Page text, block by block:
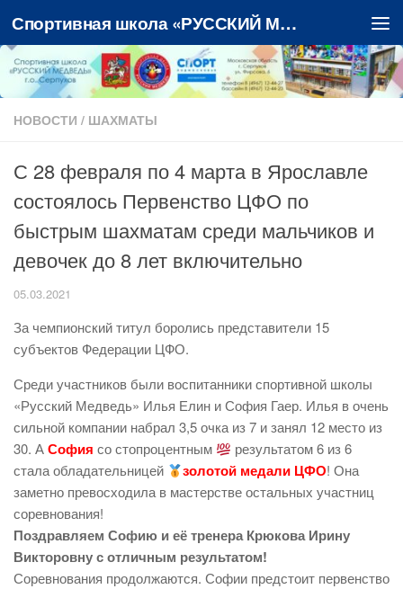
Перейти к содержимому Спортивная школа «РУССКИЙ МЕДВЕДЬ»
НОВОСТИ / ШАХМАТЫ
С 28 февраля по 4 марта в Ярославле
состоялось Первенство ЦФО по
быстрым шахматам среди мальчиков и
девочек до 8 лет включительно
05.03.2021
За чемпионский титул боролись представители 15
субъектов Федерации ЦФО.
Среди участников были воспитанники спортивной школы
«Русский Медведь» Илья Елин и София Гаер. Илья в очень
сильной компании набрал 3,5 очка из 7 и занял 12 место из
30. АСофия со стопроцентным
результатом 6 из 6
стала обладательницей
золотой медали ЦФО! Она
заметно превосходила в мастерстве остальных участниц
соревнования!
Поздравляем Софию и её тренера Крюкова Ирину
Викторовну с отличным результатом!
Соревнования продолжаются. Софии предстоит первенство